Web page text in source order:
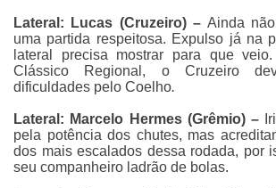
Lateral: Lucas (Cruzeiro) –Ainda não
uma partida respeitosa. Expulso já na
lateral precisa mostrar para que
Clássico Regional, o Cruzeiro
dificuldades pelo Coelho.
Lateral: Marcelo Hermes (Grêmio) –
pela potência dos chutes, mas
dos mais escalados dessa rodada, por
seu companheiro ladrão de bolas.